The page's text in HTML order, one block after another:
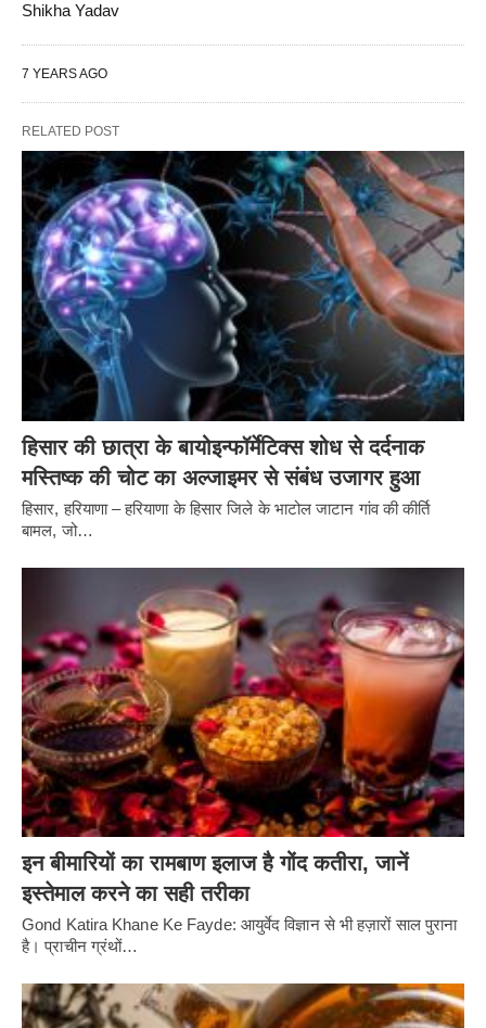
Shikha Yadav
7 YEARS AGO
RELATED POST
हिसार की छात्रा के बायोइन्फॉर्मेटिक्स शोध से दर्दनाक
मस्तिष्क की चोट का अल्जाइमर से संबंध उजागर हुआ
हिसार, हरियाणा – हरियाणा के हिसार जिले के भाटोल जाटान गांव की कीर्ति
बामल, जो…
इन बीमारियों का रामबाण इलाज है गोंद कतीरा, जानें
इस्तेमाल करने का सही तरीका
Gond Katira Khane Ke Fayde: आयुर्वेद विज्ञान से भी हज़ारों साल पुराना
है। प्राचीन ग्रंथों…